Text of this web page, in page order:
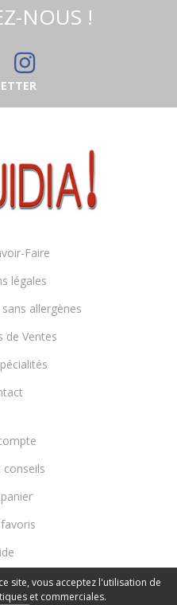
NOUS !
Faire
légales
allergènes
de Ventes
conseils
clés
site, vous acceptez l'utilisation de
et commerciales.